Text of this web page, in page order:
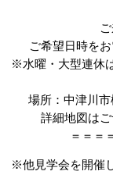
ご希望日時を
※水曜・大型連休
場所：中津川
詳細地図は
＝＝＝
※他見学会を開催